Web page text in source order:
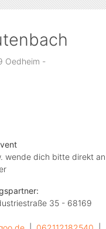
Uhr:
von Moët &
dieser besonderen
Juni 2026
17:30 Uhr
Oedheim -
wende dich bitte direkt an
35 - 68169